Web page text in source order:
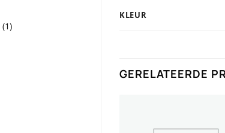
11
KLEUR
GERELATEERDE